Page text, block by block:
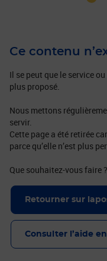
Ce contenu
Il se peut que le service
plus proposé.
Nous mettons
servir.
Cette page a été retirée
parce qu’elle n’est plus
Que souhaitez-vous faire ?
Retourner sur
Consulter l’aide